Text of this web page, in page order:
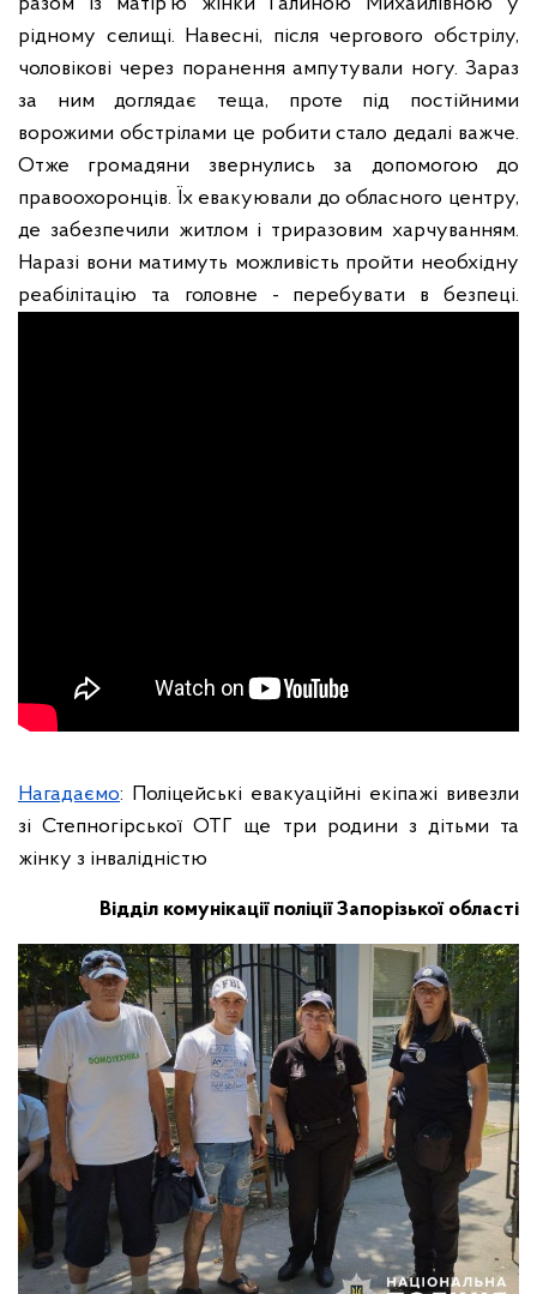
рідному селищі. Навесні, після чергового обстрілу,
чоловікові через поранення ампутували ногу. Зараз
за ним доглядає теща, проте під постійними
ворожими обстрілами це робити стало дедалі важче.
Отже громадяни звернулись за допомогою до
правоохоронців. Їх евакуювали до обласного центру,
де забезпечили житлом і триразовим харчуванням.
Наразі вони матимуть можливість пройти необхідну
реабілітацію та головне - перебувати в безпеці.
Нагадаємо: Поліцейські евакуаційні екіпажі вивезли
зі Степногірської ОТГ ще три родини з дітьми та
жінку з інвалідністю
Відділ комунікації поліції Запорізької області